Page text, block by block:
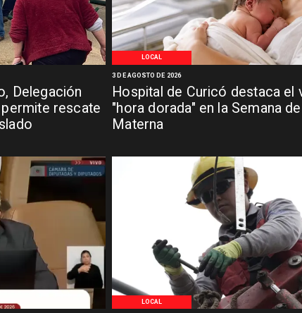
Delegación
rescate
LOCAL
Hospital de Curicó destaca el
"hora dorada" en la Semana
Materna
3 DE AGOSTO DE 2026
LOCAL